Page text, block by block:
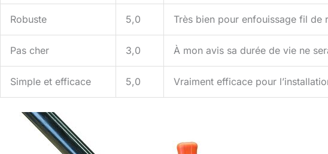
Robuste 5,0 Très bien pour enfouissage fil de
Pas cher 3,0 À mon avis sa durée de vie ne
Simple et efficace 5,0 Vraiment efficace pour